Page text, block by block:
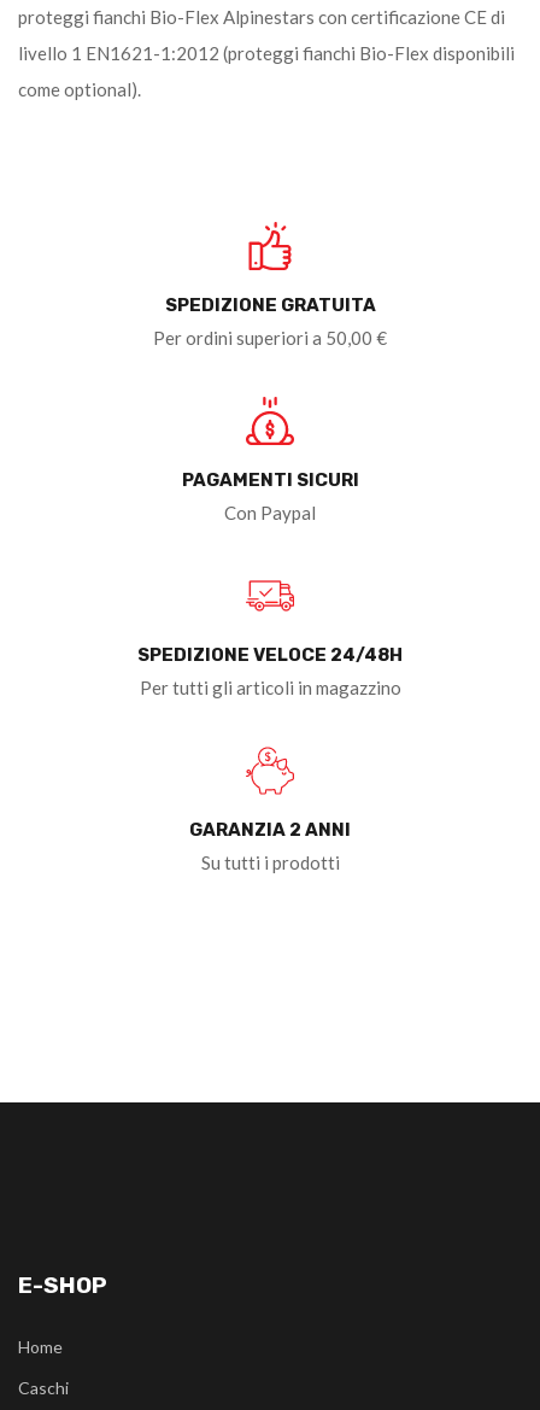
proteggi fianchi Bio-Flex Alpinestars con certificazione CE di
livello 1 EN1621-1:2012 (proteggi fianchi Bio-Flex disponibili
come optional).
SPEDIZIONE GRATUITA
Per ordini superiori a 50,00 €
PAGAMENTI SICURI
Con Paypal
SPEDIZIONE VELOCE 24/48H
Per tutti gli articoli in magazzino
GARANZIA 2 ANNI
Su tutti i prodotti
E-SHOP
Home
Caschi